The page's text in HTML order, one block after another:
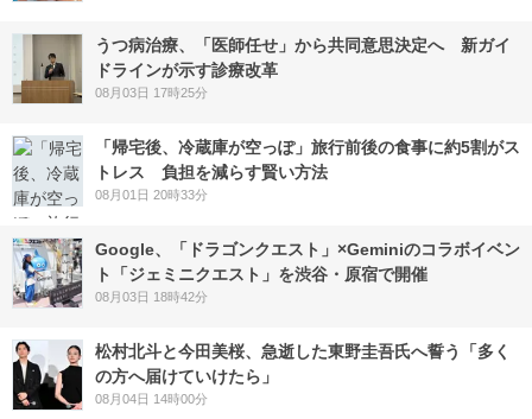
うつ病治療、「医師任せ」から共同意思決定へ 新ガイ
ドラインが示す診療改革
08月03日 17時25分
「帰宅後、冷蔵庫が空っぽ」旅行前後の食事に約5割がス
トレス 負担を減らす賢い方法
08月01日 20時33分
Google、「ドラゴンクエスト」×Geminiのコラボイベン
ト「ジェミニクエスト」を渋谷・原宿で開催
08月03日 18時42分
松村北斗と今田美桜、急逝した東野圭吾氏へ誓う「多く
の方へ届けていけたら」
08月04日 14時00分